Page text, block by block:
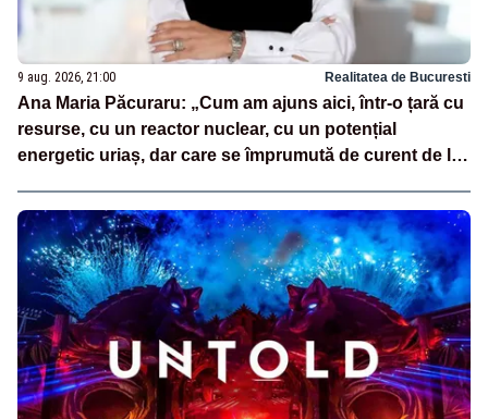
9 aug. 2026, 21:00 Realitatea de Bucuresti
Ana Maria Păcuraru: „Cum am ajuns aici, într-o țară cu
resurse, cu un reactor nuclear, cu un potențial
energetic uriaș, dar care se împrumută de curent de la